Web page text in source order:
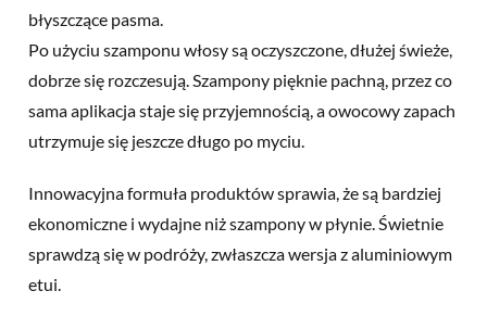
błyszczące pasma.
Po użyciu szamponu włosy są oczyszczone, dłużej świeże,
dobrze się rozczesują. Szampony pięknie pachną, przez co
sama aplikacja staje się przyjemnością, a owocowy zapach
utrzymuje się jeszcze długo po myciu.
Innowacyjna formuła produktów sprawia, że są bardziej
ekonomiczne i wydajne niż szampony w płynie. Świetnie
sprawdzą się w podróży, zwłaszcza wersja z aluminiowym
etui.